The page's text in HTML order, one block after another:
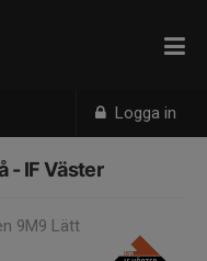
Logga in
- IF Väster
9M9 Lätt